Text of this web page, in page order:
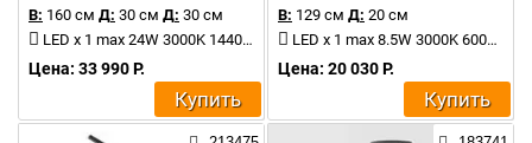
В: 160 см Д: 30 см Д: 30 см
LED x 1 max 24W 3000K 1440Lm
Цена: 33 990 Р.
Купить
В: 129 см Д: 20 см
LED x 1 max 8.5W 3000K 600Lm
Цена: 20 030 Р.
Купить